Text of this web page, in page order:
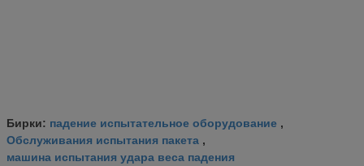
Бирки: падение испытательное оборудование ,
Обслуживания испытания пакета ,
машина испытания удара веса падения